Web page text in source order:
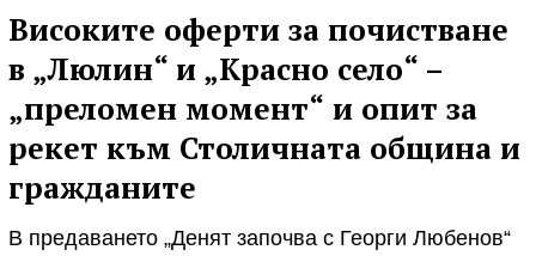
Високите оферти за почистване
в „Люлин“ и „Красно село“ –
„преломен момент“ и опит за
рекет към Столичната община и
гражданите
В предаването „Денят започва с Георги Любенов“